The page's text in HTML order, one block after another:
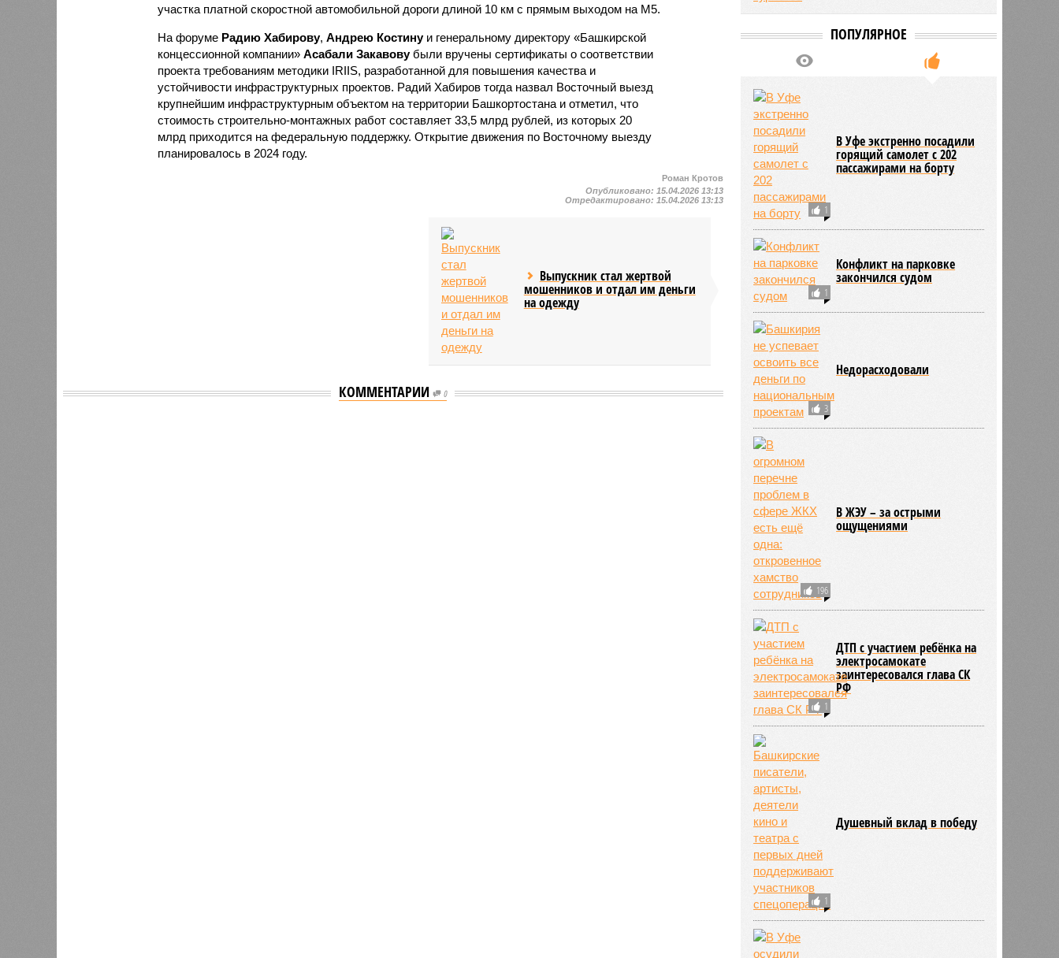
участка платной скоростной автомобильной дороги длиной 10 км с прямым выходом на М5.
На форуме Радию Хабирову, Андрею Костинуи генеральному директору «Башкирской
концессионной компании» Асабали Закавовубыли вручены сертификаты о соответствии
проекта требованиям методики IRIIS, разработанной для повышения качества и
устойчивости инфраструктурных проектов. Радий Хабиров тогда назвал Восточный выезд
крупнейшим инфраструктурным объектом на территории Башкортостана и отметил, что
стоимость строительно-монтажных работ составляет 33,5 млрд рублей, из которых 20
млрд приходится на федеральную поддержку. Открытие движения по Восточному выезду
планировалось в 2024 году.
Роман Кротов
Опубликовано: 15.04.2026 13:13
Отредактировано: 15.04.2026 13:13
Выпускник стал жертвой
мошенников и отдал им деньги
на одежду
КОММЕНТАРИИ 0
ПОПУЛЯРНОЕ
1
В Уфе экстренно посадили
горящий самолет с 202
пассажирами на борту
1
Конфликт на парковке
закончился судом
3
Недорасходовали
196
В ЖЭУ – за острыми
ощущениями
1
ДТП с участием ребёнка на
электросамокате
заинтересовался глава СК
РФ
1
Душевный вклад в победу